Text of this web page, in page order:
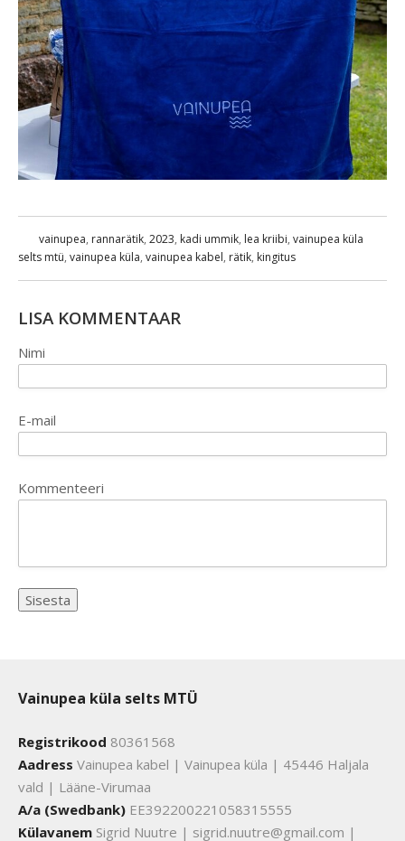
vainupea, rannarätik, 2023, kadi ummik, lea kriibi, vainupea küla
selts mtü, vainupea küla, vainupea kabel, rätik, kingitus
LISA KOMMENTAAR
Nimi
E-mail
Kommenteeri
Vainupea küla selts MTÜ
Registrikood 80361568
Aadress Vainupea kabel | Vainupea küla | 45446 Haljala
vald | Lääne-Virumaa
A/a (Swedbank) EE392200221058315555
Külavanem Sigrid Nuutre | sigrid.nuutre@gmail.com |